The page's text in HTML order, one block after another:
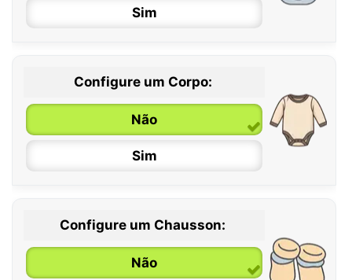
Sim
Configure um Corpo:
Não
Sim
0 / 6 meses
6 / 12 meses
Configure um Chausson:
Não